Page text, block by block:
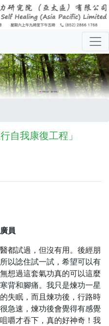
自我康復工程」
員
都試過，但沒有用。後經朋
以諗住試一試，希望可以有
想過這套氣功真的可以這麼
背和腳痛。我只是煉功一星
失眠，而且煉功後，行路時
急速，煉功後會覺得有感覺
嚼才吞下，真的好神奇！我